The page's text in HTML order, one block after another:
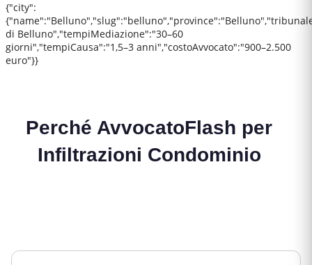
{"city":
di Belluno","tempiMediazione":"30–60
giorni","tempiCausa":"1,5–3 anni","costoAvvocato":"900–2.500
euro"}}
Perché AvvocatoFlash per
Infiltrazioni Condominio